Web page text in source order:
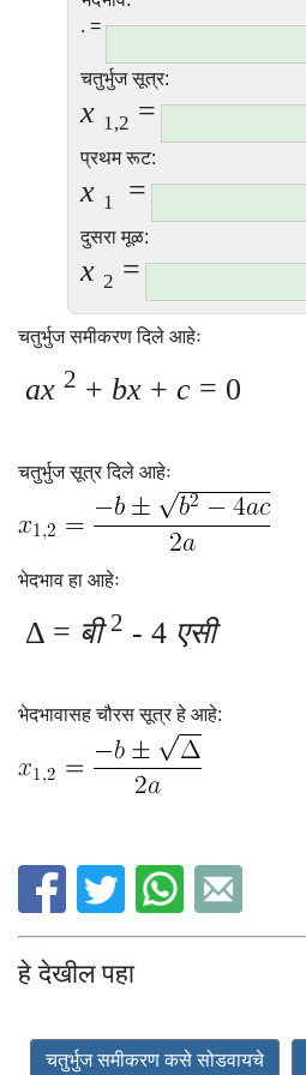
. =
चतुर्भुज सूत्र:
x 1,2 =
प्रथम रूट:
x 1 =
दुसरा मूळ:
x 2 =
चतुर्भुज समीकरण दिले आहेः
ax 2 + bx + c = 0
चतुर्भुज सूत्र दिले आहेः
भेदभाव हा आहेः
Δ = बी2 - 4 एसी
भेदभावासह चौरस सूत्र हे आहे:
हे देखील पहा
चतुर्भुज समीकरण कसे सोडवायचे